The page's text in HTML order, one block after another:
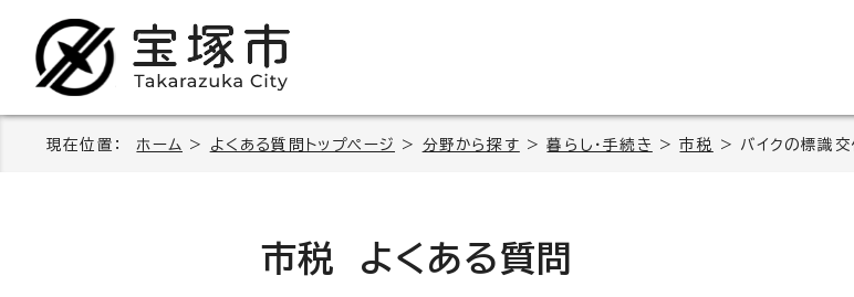
現在位置： ホーム > よくある質問トップページ > 分野から探す >暮らし・手続き >市税 > バイクの標識交
市税 よくある質問